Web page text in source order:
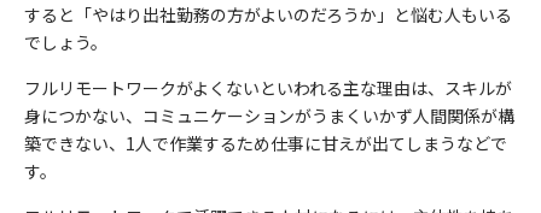
すると「やはり出社勤務の方がよいのだろうか」と悩む人もいる
でしょう。
フルリモートワークがよくないといわれる主な理由は、スキルが
身につかない、コミュニケーションがうまくいかず人間関係が構
築できない、1人で作業するため仕事に甘えが出てしまうなどで
す。